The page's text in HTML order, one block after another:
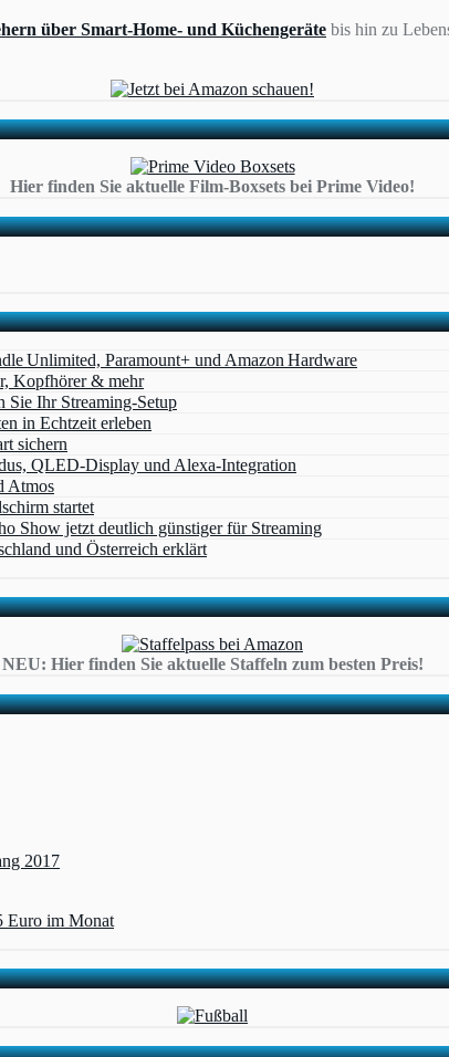
über Smart-Home- und Küchengeräte bis hin zu
Hier finden Sie aktuelle Film-Boxsets bei Prime Video!
Unlimited, Paramount+ und Amazon Hardware
Kopfhörer & mehr
Sie Ihr Streaming-Setup
in Echtzeit erleben
sichern
QLED‑Display und Alexa‑Integration
Atmos
startet
Show jetzt deutlich günstiger für Streaming
und Österreich erklärt
NEU: Hier finden Sie aktuelle Staffeln zum besten Preis!
2017
Euro im Monat